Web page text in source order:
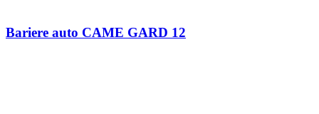
Bariere auto CAME GARD 12